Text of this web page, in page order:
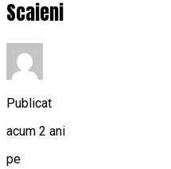
Scaieni
Publicat
acum 2 ani
pe